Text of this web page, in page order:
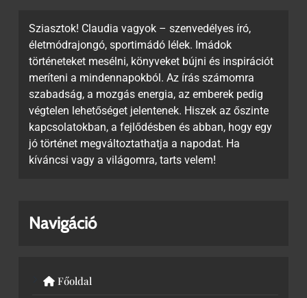
Sziasztok! Claudia vagyok – szenvedélyes író,
életmódrajongó, sportimádó lélek. Imádok
történeteket mesélni, könyveket bújni és inspirációt
meríteni a mindennapokból. Az írás számomra
szabadság, a mozgás energia, az emberek pedig
végtelen lehetőséget jelentenek. Hiszek az őszinte
kapcsolatokban, a fejlődésben és abban, hogy egy
jó történet megváltoztathatja a napodat. Ha
kíváncsi vagy a világomra, tarts velem!
Navigáció
Főoldal